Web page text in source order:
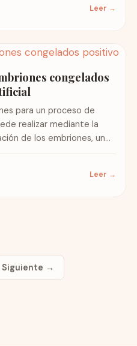
Leer →
congelados
para un proceso de
realizar mediante la
de los embriones, un
Leer →
Siguiente →